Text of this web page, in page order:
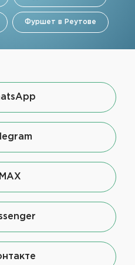
Фуршет в Реутове
MAX